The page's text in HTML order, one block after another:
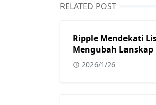
RELATED POST
Ripple Mendekati
Mengubah Lanskap
Digital Global
2026/1/26